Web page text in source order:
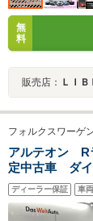
無
料
販売店： ＬＩ
フォルクスワーゲ
アルテオン R
定中古車 ダ
ューカメラ
ーシート オ
アコン 純正
ディーラー保証 車